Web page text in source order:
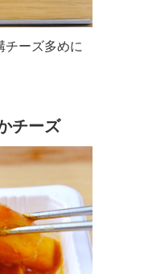
チーズ多めに
チーズ